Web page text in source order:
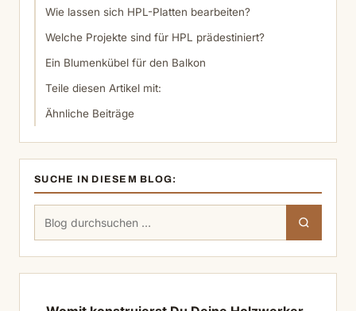
Wie lassen sich HPL-Platten bearbeiten?
Welche Projekte sind für HPL prädestiniert?
Ein Blumenkübel für den Balkon
Teile diesen Artikel mit:
Ähnliche Beiträge
SUCHE IN DIESEM BLOG:
Suchen